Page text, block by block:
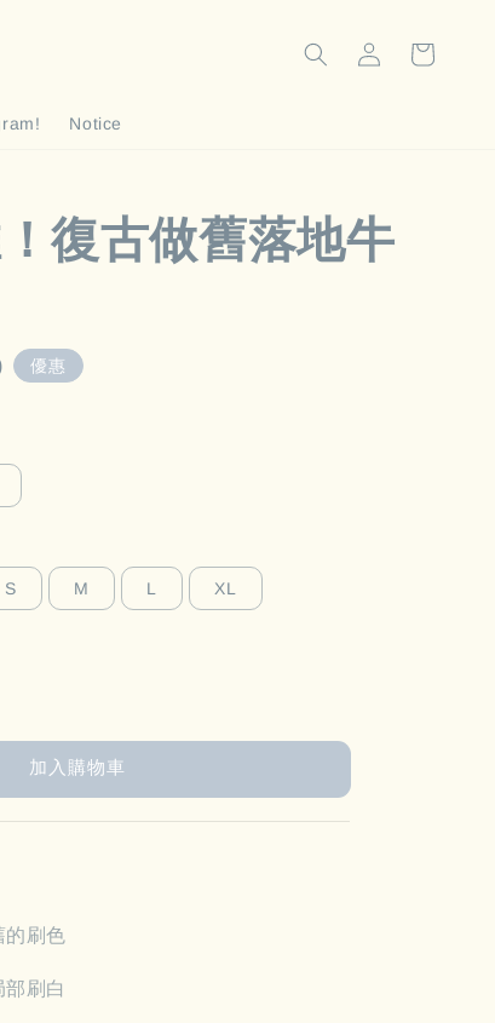
Notice
復古做舊落地牛
優惠
S M L XL
加入購物車
的刷色
刷白